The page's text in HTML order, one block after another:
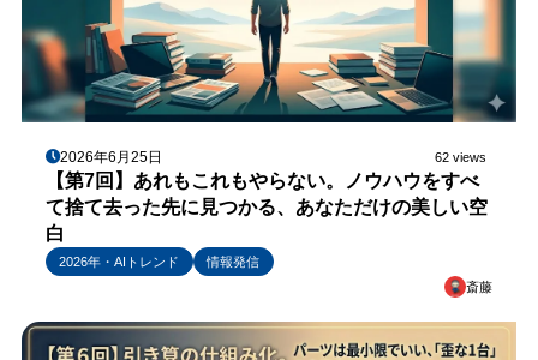
2026年6月25日 62 views
【第7回】あれもこれもやらない。ノウハウをすべ
て捨て去った先に見つかる、あなただけの美しい空
白
2026年・AIトレンド
情報発信
斎藤